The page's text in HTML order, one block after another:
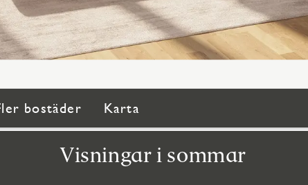
bostäder Karta
Visningar i sommar